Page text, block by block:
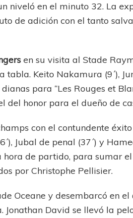
niveló en el minuto 32. La
de adición con el tanto
en su visita al Stade
Keito Nakamura (9´),
para “Les Rouges et
del honor para el dueño de
con el contundente
Jubal de penal (37´) y
hora de partido, para sumar
por Christophe Pellisier.
Oceane y desembarcó en
David se llevó la
PSG